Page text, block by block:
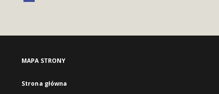
MAPA STRONY
Strona główna